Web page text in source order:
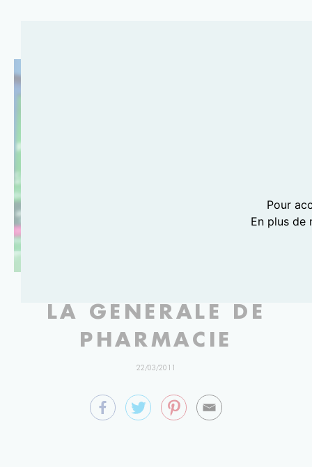
LA GÉNÉRALE DE
PHARMACIE
22/03/2011
Pour
En plus de